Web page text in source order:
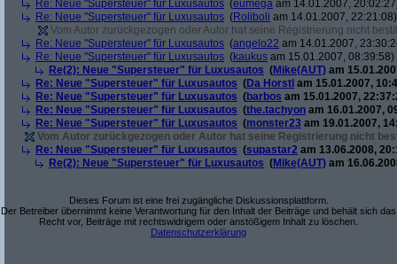
Re: Neue "Supersteuer" für Luxusautos (eumega am 14.01.2007,
Re: Neue "Supersteuer" für Luxusautos (Roliboli am 14.01.2007, 22:21:08)
Vom Autor zurückgezogen oder Autor hat seine Registrierung nicht
Re: Neue "Supersteuer" für Luxusautos (angelo22 am 14.01.2007,
Re: Neue "Supersteuer" für Luxusautos (kaukus am 15.01.2007, 08:39:58)
Re(2): Neue "Supersteuer" für Luxusautos (Mike(AUT) am
Re: Neue "Supersteuer" für Luxusautos (Da Horstl am 15.01.2007,
Re: Neue "Supersteuer" für Luxusautos (barbos am 15.01.2007,
Re: Neue "Supersteuer" für Luxusautos (the.tachyon am 16.01.2007,
Re: Neue "Supersteuer" für Luxusautos (monster23 am 19.01.2007,
Vom Autor zurückgezogen oder Autor hat seine Registrierung nicht
Re: Neue "Supersteuer" für Luxusautos (supastar2 am 13.06.2008,
Re(2): Neue "Supersteuer" für Luxusautos (Mike(AUT) am
Dieses Forum ist eine frei zugängliche Diskussionsplattform.
Der Betreiber übernimmt keine Verantwortung für den Inhalt der Beiträge und behält sich das
Recht vor, Beiträge mit rechtswidrigem oder anstößigem Inhalt zu löschen.
Datenschutzerklärung